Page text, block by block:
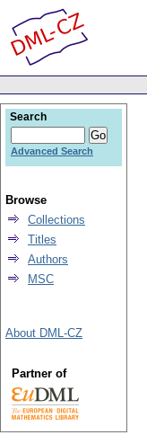
Search
Advanced Search
Browse
Collections
Titles
Authors
MSC
About DML-CZ
Partner of